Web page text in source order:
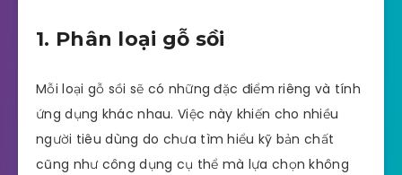
1. Phân loại gỗ sồi
Mỗi loại gỗ sồi sẽ có những đặc điểm riêng và tính
ứng dụng khác nhau. Việc này khiến cho nhiều
người tiêu dùng do chưa tìm hiểu kỹ bản chất
cũng như công dụng cụ thể mà lựa chọn không